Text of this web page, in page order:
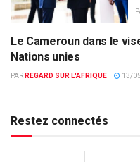
EUROPE & MONDE
Le Cameroun dans le
Nations unies
PAR REGARD SUR L'AFRIQUE 13/
Restez connectés